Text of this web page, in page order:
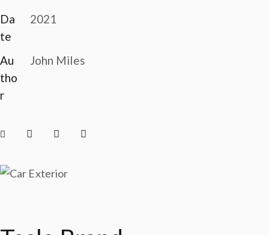
Da
te
2021
Au
tho
r
John Miles